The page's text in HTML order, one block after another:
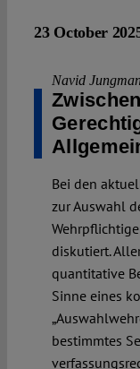
23 October
Navid
Bei den
zur Auswahl
diskutiert.
quantitative
Sinne eines
bestimmtes